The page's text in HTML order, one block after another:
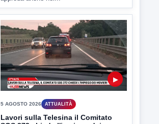
Code e disagi sulla Telesina a causa dei
lavori in...